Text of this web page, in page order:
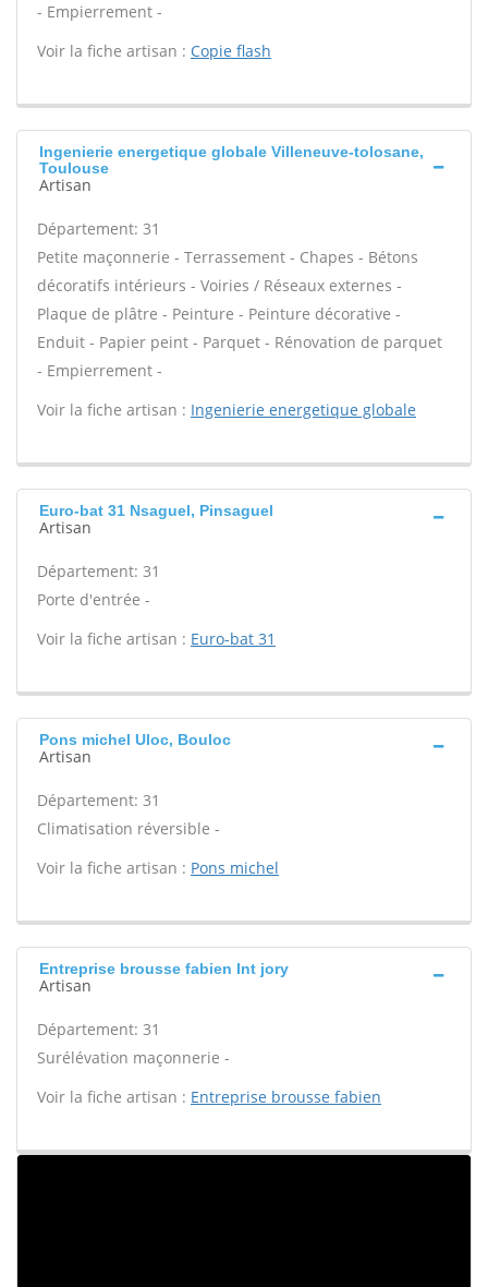
- Empierrement -
Voir la fiche artisan : Copie flash
Ingenierie energetique globale Villeneuve-tolosane,
Toulouse
Artisan
Département: 31
Petite maçonnerie - Terrassement - Chapes - Bétons
décoratifs intérieurs - Voiries / Réseaux externes -
Plaque de plâtre - Peinture - Peinture décorative -
Enduit - Papier peint - Parquet - Rénovation de parquet
- Empierrement -
Voir la fiche artisan : Ingenierie energetique globale
Euro-bat 31 Nsaguel, Pinsaguel
Artisan
Département: 31
Porte d'entrée -
Voir la fiche artisan : Euro-bat 31
Pons michel Uloc, Bouloc
Artisan
Département: 31
Climatisation réversible -
Voir la fiche artisan : Pons michel
Entreprise brousse fabien Int jory
Artisan
Département: 31
Surélévation maçonnerie -
Voir la fiche artisan : Entreprise brousse fabien